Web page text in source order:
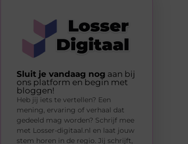
Sluit je vandaag nog aan bij
ons platform en begin met
bloggen!
Heb jij iets te vertellen? Een
mening, ervaring of verhaal dat
gedeeld mag worden? Schrijf mee
met Losser-digitaal.nl en laat jouw
stem horen in de regio. Jij schrijft,